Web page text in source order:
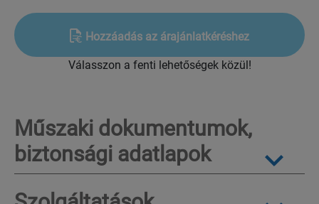
MO59)
quantity
Hozzáadás az árajánlatkéréshez
Válasszon a fenti lehetőségek közül!
Műszaki dokumentumok,
biztonsági adatlapok